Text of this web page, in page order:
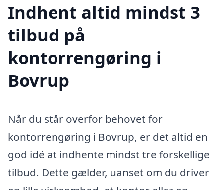
Indhent altid mindst 3
tilbud på
kontorrengøring i
Bovrup
Når du står overfor behovet for
kontorrengøring i Bovrup, er det altid en
god idé at indhente mindst tre forskellige
tilbud. Dette gælder, uanset om du driver